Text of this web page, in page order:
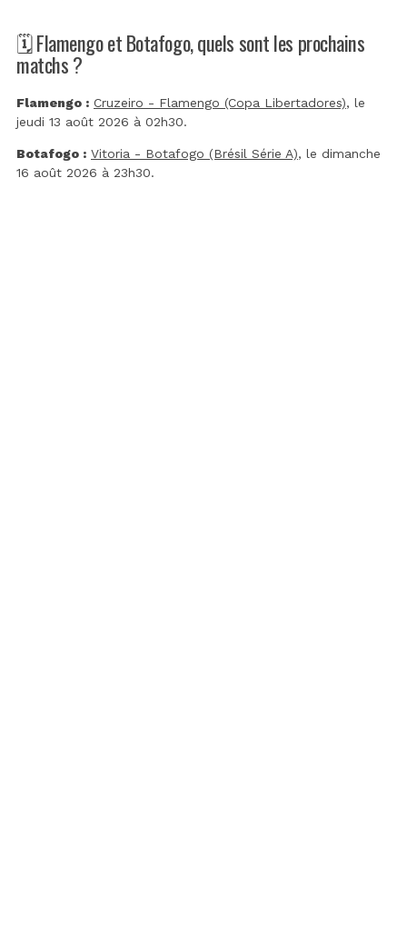
🗓️ Flamengo et Botafogo, quels sont les prochains
matchs ?
Flamengo : Cruzeiro - Flamengo (Copa Libertadores), le
jeudi 13 août 2026 à 02h30.
Botafogo : Vitoria - Botafogo (Brésil Série A), le dimanche
16 août 2026 à 23h30.